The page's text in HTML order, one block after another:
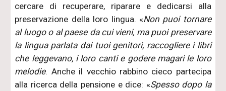
cercare di recuperare, riparare e dedicarsi alla
preservazione della loro lingua. «Non puoi tornare
al luogo o al paese da cui vieni, ma puoi preservare
la lingua parlata dai tuoi genitori, raccogliere i libri
che leggevano, i loro canti e godere magari le loro
melodie. Anche il vecchio rabbino cieco partecipa
alla ricerca della pensione e dice: «Spesso dopo la